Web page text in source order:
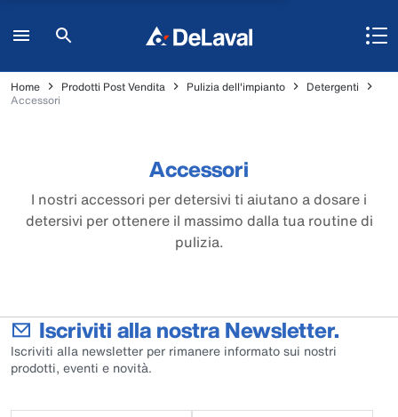
Home Prodotti Post Vendita Pulizia dell'impianto
Detergenti
Accessori
Accessori
I nostri accessori per detersivi ti aiutano a dosare i
detersivi per ottenere il massimo dalla tua routine di
pulizia.
Iscriviti alla nostra Newsletter.
Iscriviti alla newsletter per rimanere informato sui nostri
prodotti, eventi e novità.